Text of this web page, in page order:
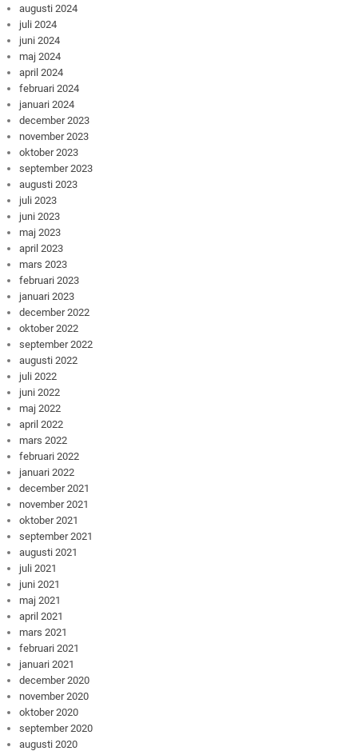
augusti 2024
juli 2024
juni 2024
maj 2024
april 2024
februari 2024
januari 2024
december 2023
november 2023
oktober 2023
september 2023
augusti 2023
juli 2023
juni 2023
maj 2023
april 2023
mars 2023
februari 2023
januari 2023
december 2022
oktober 2022
september 2022
augusti 2022
juli 2022
juni 2022
maj 2022
april 2022
mars 2022
februari 2022
januari 2022
december 2021
november 2021
oktober 2021
september 2021
augusti 2021
juli 2021
juni 2021
maj 2021
april 2021
mars 2021
februari 2021
januari 2021
december 2020
november 2020
oktober 2020
september 2020
augusti 2020